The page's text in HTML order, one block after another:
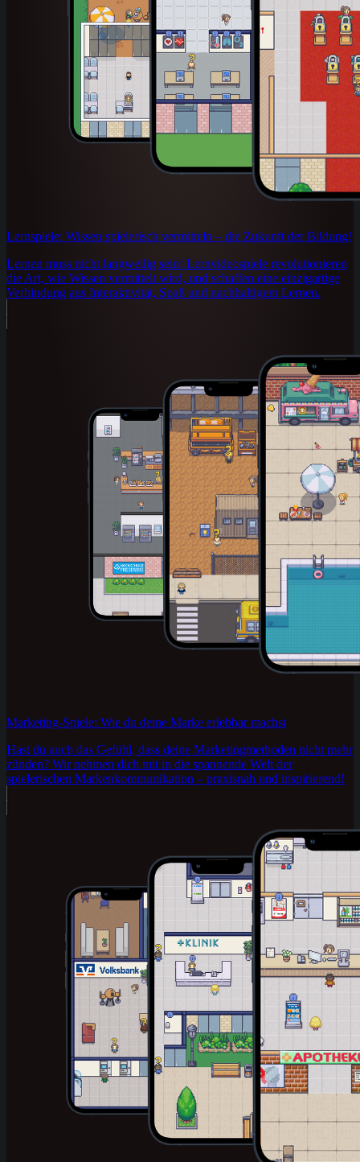
Lernspiele: Wissen spielerisch vermitteln – die Zukunft der Bildung!
Lernen muss nicht langweilig sein! Lernvideospiele revolutionieren
die Art, wie Wissen vermittelt wird, und schaffen eine einzigartige
Verbindung aus Interaktivität, Spaß und nachhaltigem Lernen.
Marketing-Spiele: Wie du deine Marke erlebbar machst
Hast du auch das Gefühl, dass deine Marketingmethoden nicht mehr
zünden? Wir nehmen dich mit in die spannende Welt der
spielerischen Markenkommunikation – praxisnah und inspirierend!